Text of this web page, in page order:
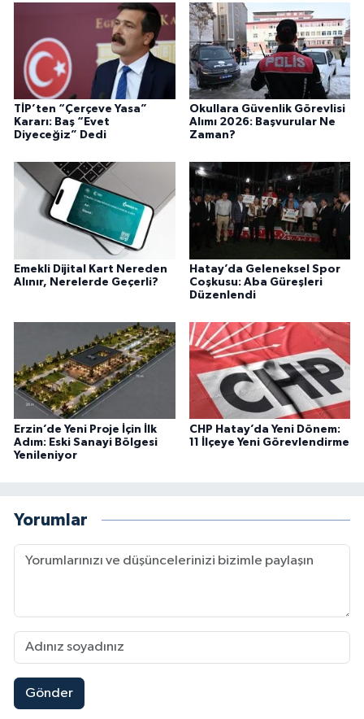
TİP’ten “Çerçeve Yasa”
Kararı: Baş “Evet
Diyeceğiz” Dedi
Okullara Güvenlik Görevlisi
Alımı 2026: Başvurular Ne
Zaman?
Emekli Dijital Kart Nereden
Alınır, Nerelerde Geçerli?
Hatay’da Geleneksel Spor
Coşkusu: Aba Güreşleri
Düzenlendi
Erzin’de Yeni Proje İçin İlk
Adım: Eski Sanayi Bölgesi
Yenileniyor
CHP Hatay’da Yeni Dönem:
11 İlçeye Yeni Görevlendirme
Yorumlar
Gönder